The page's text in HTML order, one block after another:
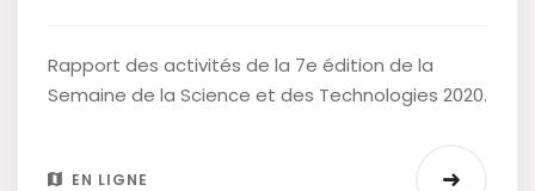
Rapport des activités de la 7e édition de la
Semaine de la Science et des Technologies 2020.
EN LIGNE